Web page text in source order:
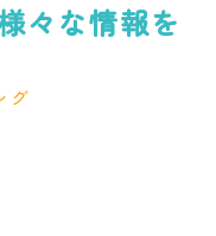
々な情報を
グ